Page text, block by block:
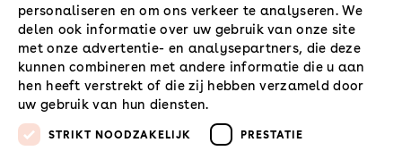
personaliseren en om ons verkeer te analyseren. We
delen ook informatie over uw gebruik van onze site
met onze advertentie- en analysepartners, die deze
kunnen combineren met andere informatie die u aan
hen heeft verstrekt of die zij hebben verzameld door
uw gebruik van hun diensten.
STRIKT NOODZAKELIJK PRESTATIE